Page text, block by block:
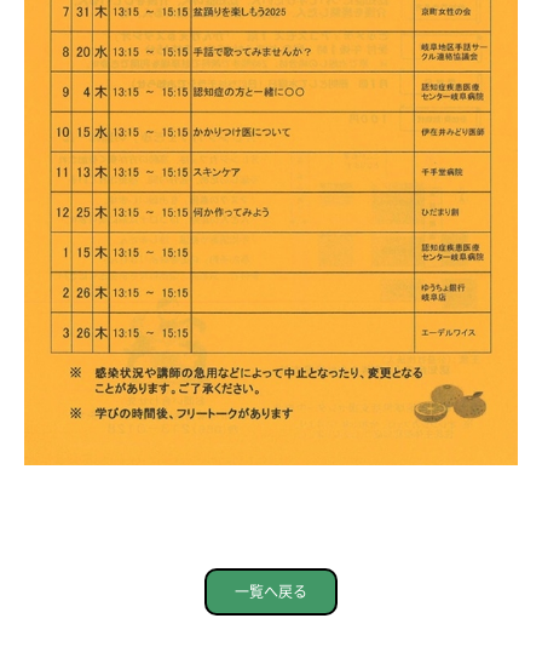
一覧へ戻る